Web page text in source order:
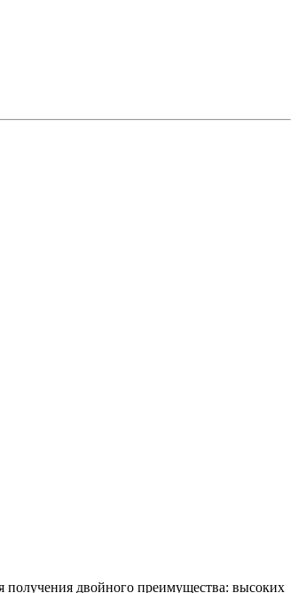
получения двойного преимущества: высоких